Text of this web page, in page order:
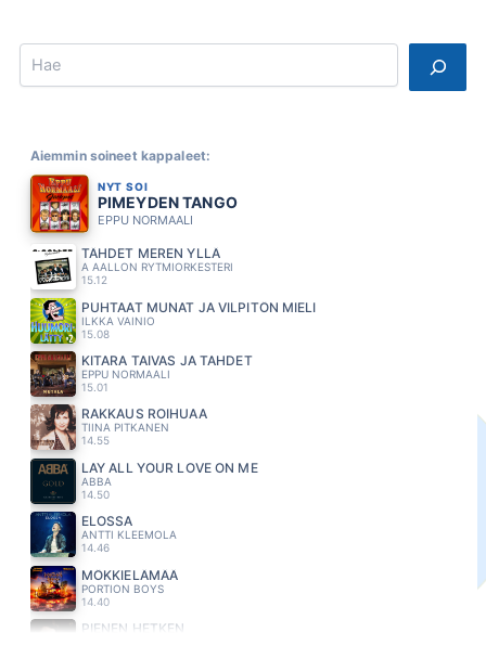
Search
Aiemmin soineet kappaleet:
NYT SOI
PIMEYDEN TANGO
EPPU NORMAALI
TÄHDET MEREN YLLÄ
A AALLON RYTMIORKESTERI
15.12
PUHTAAT MUNAT JA VILPITÖN MIELI
ILKKA VAINIO
15.08
KITARA TAIVAS JA TAHDET
EPPU NORMAALI
15.01
RAKKAUS ROIHUAA
TIINA PITKANEN
14.55
LAY ALL YOUR LOVE ON ME
ABBA
14.50
ELOSSA
ANTTI KLEEMOLA
14.46
MÖKKIELÄMÄÄ
PORTION BOYS
14.40
PIENEN HETKEN